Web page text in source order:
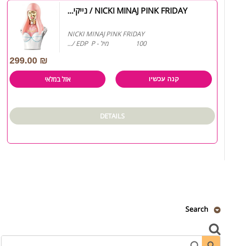
NICKI MINAJ PINK FRIDAY / נייקי...
NICKI MINAJ PINK FRIDAY
100 מיל - EDP P /...
299.00 ₪
אזל במלאי קנה עכשיו
DETAILS
Search